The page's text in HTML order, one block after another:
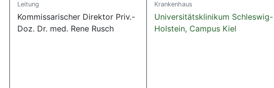
Leitung
Kommissarischer Direktor Priv.-
Doz. Dr. med. Rene Rusch
Krankenhaus
Universitätsklinikum Schleswig-
Holstein, Campus Kiel